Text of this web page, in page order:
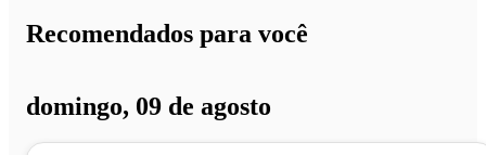
Recomendados para você
domingo, 09 de agosto